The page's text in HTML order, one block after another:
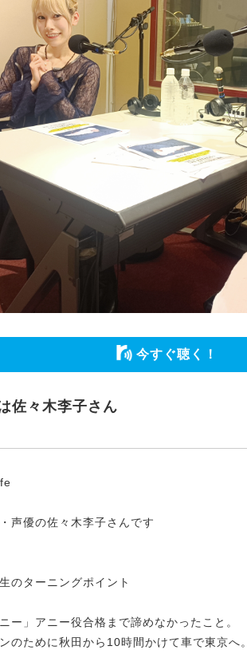
今すぐ聴く！
佐々木李子さん
声優の佐々木李子さんです
のターニングポイント
」アニー役合格まで諦めなかったこと。
ために秋田から10時間かけて車で東京へ。